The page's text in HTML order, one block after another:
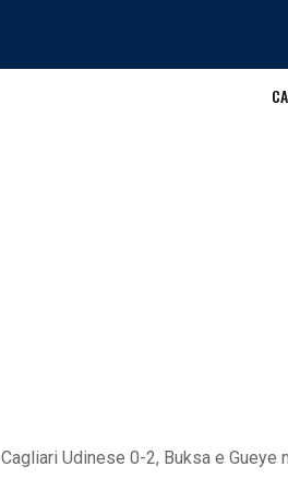
Cagliari Udinese 0-2, Buksa e